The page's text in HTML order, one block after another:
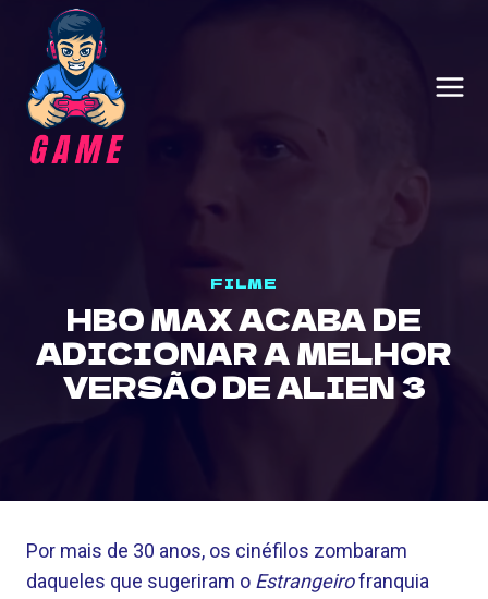
content
FILME
HBO MAX ACABA DE
ADICIONAR A MELHOR
VERSÃO DE ALIEN 3
Por mais de 30 anos, os cinéfilos zombaram
daqueles que sugeriram o Estrangeirofranquia